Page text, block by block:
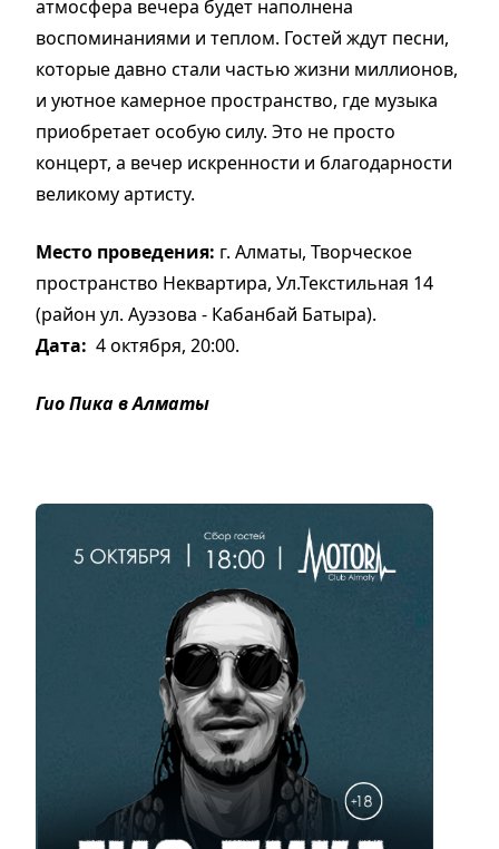
атмосфера вечера будет наполнена
воспоминаниями и теплом. Гостей ждут песни,
которые давно стали частью жизни миллионов,
и уютное камерное пространство, где музыка
приобретает особую силу. Это не просто
концерт, а вечер искренности и благодарности
великому артисту.
Место проведения: г. Алматы, Творческое
пространство Неквартира, Ул.Текстильная 14
(район ул. Ауэзова - Кабанбай Батыра).
Дата: 4 октября, 20:00.
Гио Пика в Алматы